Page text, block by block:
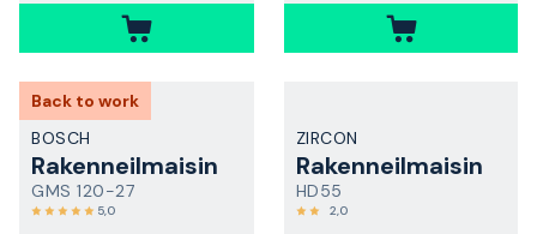
Back to work
BOSCH
Rakenneilmaisin
GMS 120-27
5,0
ZIRCON
Rakenneilmaisin
HD55
2,0